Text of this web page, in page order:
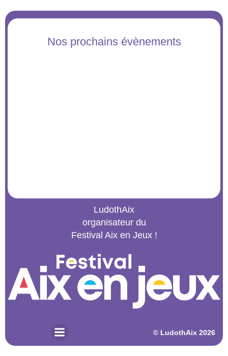
Nos prochains évènements
LudothAix
organisateur du
Festival Aix en Jeux !
© LudothAix 2026